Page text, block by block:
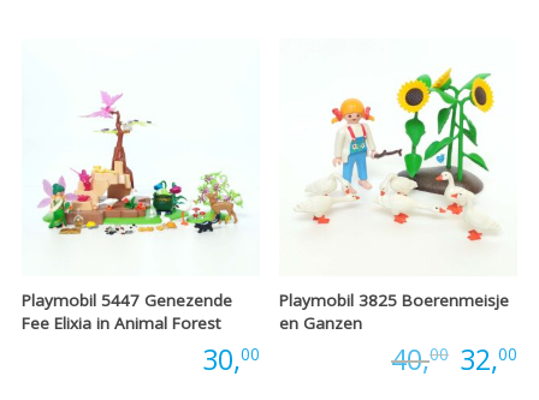
Playmobil 5447 Genezende
Fee Elixia in Animal Forest
30,00
Playmobil 3825 Boerenmeisje
en Ganzen
40,00 32,00